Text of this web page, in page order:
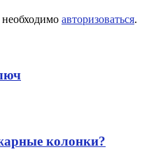
авторизоваться.
колонки?